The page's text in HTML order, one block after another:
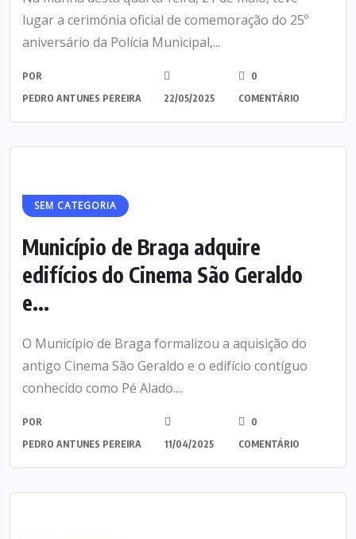
lugar a cerimónia oficial de comemoração do 25º
aniversário da Polícia Municipal,...
POR
PEDRO ANTUNES PEREIRA
22/05/2025
0
COMENTÁRIO
SEM CATEGORIA
Município de Braga adquire
edifícios do Cinema São Geraldo
e...
O Município de Braga formalizou a aquisição do
antigo Cinema São Geraldo e o edifício contíguo
conhecido como Pé Alado....
POR
PEDRO ANTUNES PEREIRA
11/04/2025
0
COMENTÁRIO